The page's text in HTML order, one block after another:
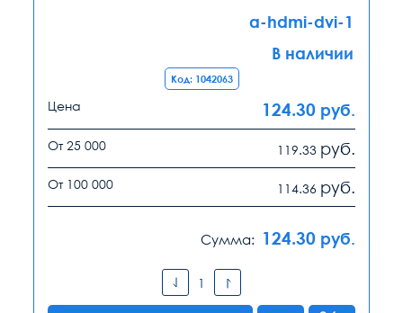
a-hdmi-dvi-1
В наличии
Код: 1042063
Цена 124.30 руб.
От 25 000 119.33 руб.
От 100 000 114.36 руб.
Сумма: 124.30 руб.